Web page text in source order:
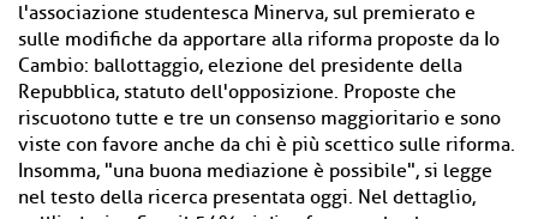
l'associazione studentesca Minerva, sul premierato e
sulle modifiche da apportare alla riforma proposte da Io
Cambio: ballottaggio, elezione del presidente della
Repubblica, statuto dell'opposizione. Proposte che
riscuotono tutte e tre un consenso maggioritario e sono
viste con favore anche da chi è più scettico sulle riforma.
Insomma, "una buona mediazione è possibile", si legge
nel testo della ricerca presentata oggi. Nel dettaglio,